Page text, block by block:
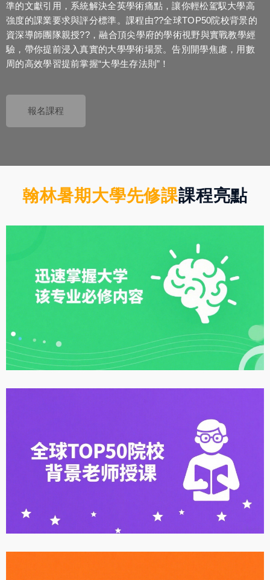
準的文獻引用，系統解決全英學術痛點，讓你輕松駕馭大學高
強度的課業要求與評分標準。課程由??全球TOP50院校背景的
資深導師團隊親授??，融合頂尖學府的學術視野與實戰教學經
驗，帶你提前浸入真實的大學學術場景。告別開學焦慮，用數
周的高效學習提前掌握“大學生存法則”！
報名課程
翰林暑期大學先修課課程亮點